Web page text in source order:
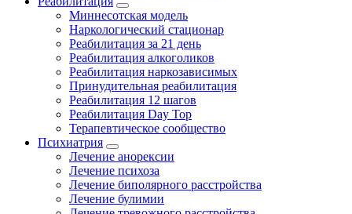
Миннесотская модель
Наркологический стационар
Реабилитация за 21 день
Реабилитация алкоголиков
Реабилитация наркозависимых
Принудительная реабилитация
Реабилитация 12 шагов
Реабилитация Day Top
Терапевтическое сообщество
Психиатрия
Лечение анорексии
Лечение психоза
Лечение биполярного расстройства
Лечение булимии